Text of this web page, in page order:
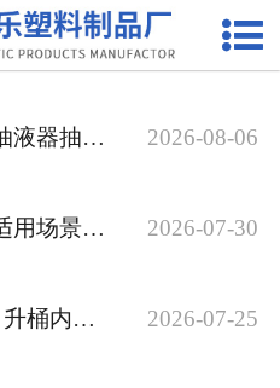
网站首页
产品中心
新闻中心
大桶转运费力？塑料桶抽液器抽取解决方案 2026-08-06
扣手内盖与普通桶内盖适用场景对比 化工采购干货 2026-07-30
化工液体渗漏怎么办 25 升桶内外盖配套密封方案 2026-07-25